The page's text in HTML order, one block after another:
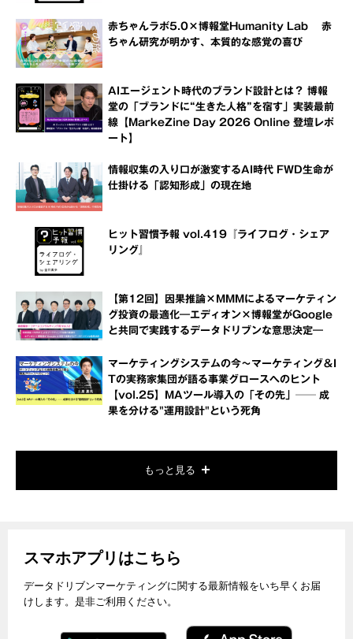
赤ちゃんラボ5.0×博報堂Humanity Lab 赤
ちゃん研究が明かす、本質的な感覚の喜び
AIエージェント時代のブランド設計とは？ 博報
堂の「ブランドに“生きた人格”を宿す」実装最前
線【MarkeZine Day 2026 Online 登壇レポ
ート】
情報収集の入り口が激変するAI時代 FWD生命が
仕掛ける「認知形成」の現在地
ヒット習慣予報 vol.419『ライフログ・シェア
リング』
【第12回】因果推論×MMMによるマーケティン
グ投資の最適化―エディオン×博報堂がGoogle
と共同で実践するデータドリブンな意思決定―
マーケティングシステムの今～マーケティング＆I
Tの実務家集団が語る事業グロースへのヒント
【vol.25】MAツール導入の「その先」── 成
果を分ける"運用設計"という死角
もっと見る
スマホアプリはこちら
データドリブンマーケティングに関する最新情報をいち早くお届
けします。是非ご利用ください。